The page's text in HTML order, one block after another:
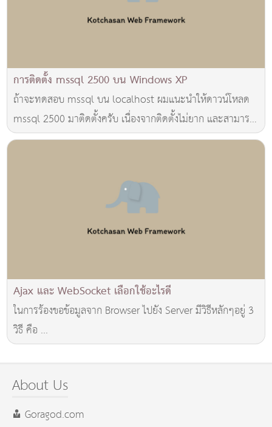
การติดตั้ง mssql 2500 บน Windows XP
ถ้าจะทดสอบ mssql บน localhost ผมแนะนำให้ดาวน์โหลด
mssql 2500 มาติดตั้งครับ เนื่องจากติดตั้งไม่ยาก และสามารถ
ใช้งานภาษาไทย UTF-8 ได้ครับ และที่สำคัญที่
Ajax และ WebSocket เลือกใช้อะไรดี
ในการร้องขอข้อมูลจาก Browser ไปยัง Server มีวิธีหลักๆอยู่ 3
วิธี คือ ...
About Us
Goragod.com